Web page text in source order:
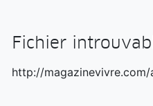
Fichier
http://